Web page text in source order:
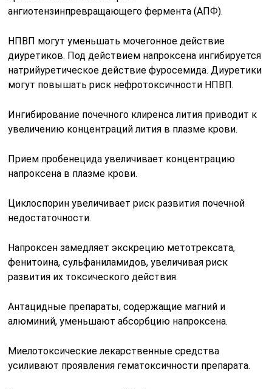
ангиотензинпревращающего фермента (АПФ).
НПВП могут уменьшать мочегонное действие
диуретиков. Под действием напроксена ингибируется
натрийуретическое действие фуросемида. Диуретики
могут повышать риск нефротоксичности НПВП.
Ингибирование почечного клиренса лития приводит к
увеличению концентраций лития в плазме крови.
Прием пробенецида увеличивает концентрацию
напроксена в плазме крови.
Циклоспорин увеличивает риск развития почечной
недостаточности.
Напроксен замедляет экскрецию метотрексата,
фенитоина, сульфаниламидов, увеличивая риск
развития их токсического действия.
Антацидные препараты, содержащие магний и
алюминий, уменьшают абсорбцию напроксена.
Миелотоксические лекарственные средства
усиливают проявления гематоксичности препарата.